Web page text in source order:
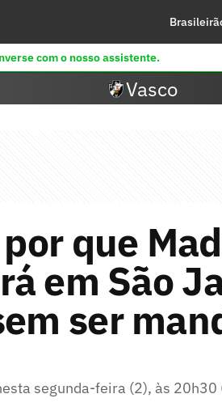
com o nosso assistente.
Vasco
que
em São
ser
segunda-feira (2), às 20h30